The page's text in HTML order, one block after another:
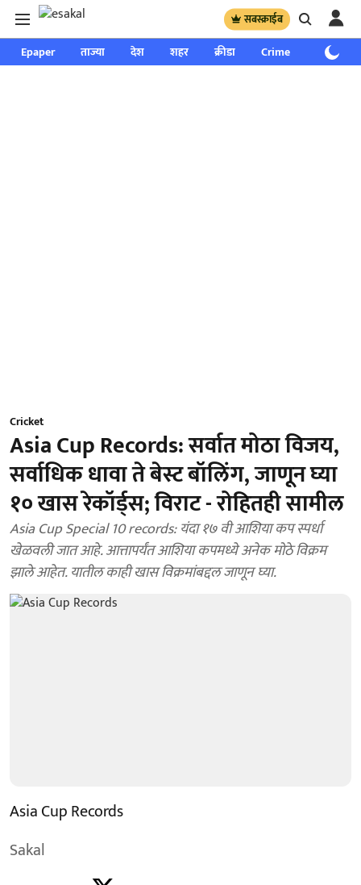
सबस्क्राईब
Epaper ताज्या देश शहर क्रीडा Crime साप्ताहिक
Cricket
Asia Cup Records: सर्वात मोठा विजय,
सर्वाधिक धावा ते बेस्ट बॉलिंग, जाणून घ्या
१० खास रेकॉर्ड्स; विराट - रोहितही सामील
Asia Cup Special 10 records: यंदा १७ वी आशिया कप स्पर्धा
खेळवली जात आहे. आत्तापर्यंत आशिया कपमध्ये अनेक मोठे विक्रम
झाले आहेत. यातील काही खास विक्रमांबद्दल जाणून घ्या.
Asia Cup Records
Sakal